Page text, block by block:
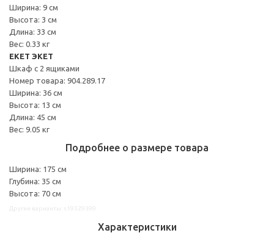
Ширина: 9 см
Высота: 3 см
Длина: 33 см
Вес: 0.33 кг
EKET ЭКЕТ
Шкаф с 2 ящиками
Номер товара: 904.289.17
Ширина: 36 см
Высота: 13 см
Длина: 45 см
Вес: 9.05 кг
Подробнее о размере товара
Ширина: 175 см
Глубина: 35 см
Высота: 70 см
Характеристики